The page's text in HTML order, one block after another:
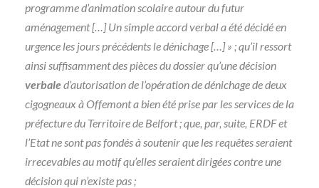
programme d’animation scolaire autour du futur
aménagement […] Un simple accord verbal a été décidé en
urgence les jours précédents le dénichage […] » ; qu’il ressort
ainsi suffisamment des pièces du dossier qu’une décision
verbaled’autorisation de l’opération de dénichage de deux
cigogneaux à Offemont a bien été prise par les services de la
préfecture du Territoire de Belfort ; que, par, suite, ERDF et
l’Etat ne sont pas fondés à soutenir que les requêtes seraient
irrecevables au motif qu’elles seraient dirigées contre une
décision qui n’existe pas ;